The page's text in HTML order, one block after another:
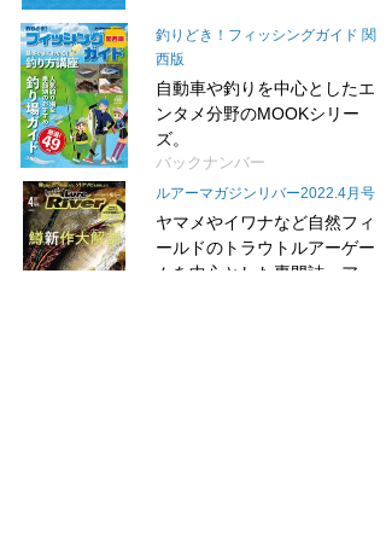
釣りどき！フィッシングガイド 関
西版
自動車や釣りを中心としたエ
ンタメ分野のMOOKシリー
ズ。
バックナンバー
ルアーマガジンリバー2022.4月号
ヤマメやイワナなど自然フィ
ールドのトラウトルアーゲー
ムを中心とした専門誌。ア...